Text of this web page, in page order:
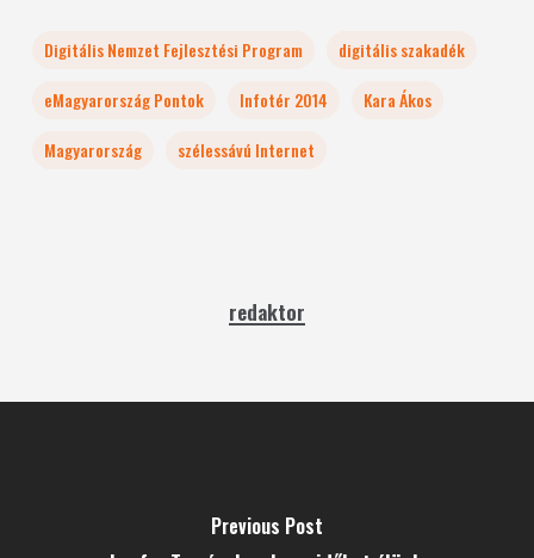
Digitális Nemzet Fejlesztési Program
digitális szakadék
eMagyarország Pontok
Infotér 2014
Kara Ákos
Magyarország
szélessávú Internet
redaktor
Previous Post